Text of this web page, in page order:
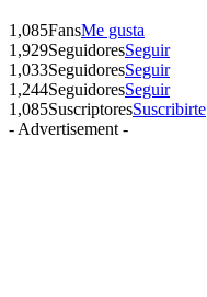
1,085FansMe gusta
1,929SeguidoresSeguir
1,033SeguidoresSeguir
1,244SeguidoresSeguir
1,085SuscriptoresSuscribirte
- Advertisement -